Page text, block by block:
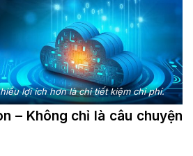
lợi ích hơn là chỉ tiết kiệm chi phí.
– Không chỉ là câu chuyện